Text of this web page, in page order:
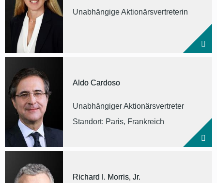
Unabhängige Aktionärsvertreterin
Aldo Cardoso
Unabhängiger Aktionärsvertreter
Standort: Paris, Frankreich
Richard I. Morris, Jr.